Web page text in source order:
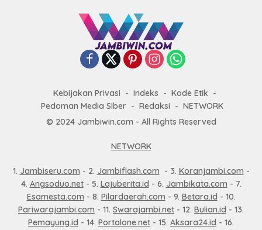
Kebijakan Privasi Indeks
Kode Etik
Pedoman Media Siber
Redaksi
NETWORK
© 2024 Jambiwin.com - All Rights Reserved
NETWORK
1. Jambiseru.com - 2. Jambiflash.com - 3. Koranjambi.com -
4. Angsoduo.net- 5. Lajuberita.id - 6. Jambikata.com - 7.
Esamesta.com - 8. Pilardaerah.com - 9. Betara.id - 10.
Pariwarajambi.com - 11. Swarajambi.net - 12. Bulian.id - 13.
Pemayung.id - 14. Portalone.net - 15. Aksara24.id - 16.